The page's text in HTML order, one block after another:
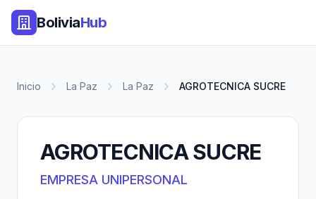
BoliviaHub
Inicio La Paz La Paz AGROTECNICA SUCRE
AGROTECNICA SUCRE
EMPRESA UNIPERSONAL